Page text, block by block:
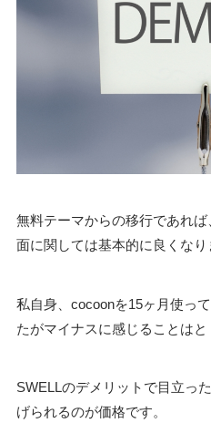
無料テーマからの移行であれ
面に関しては基本的に良くなり
私自身、cocoonを15ヶ月使っ
たがマイナスに感じることはと
SWELLのデメリットで目立っ
げられるのが価格です。